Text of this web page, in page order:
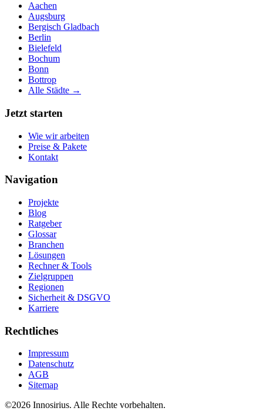
Aachen
Augsburg
Bergisch Gladbach
Berlin
Bielefeld
Bochum
Bonn
Bottrop
Alle Städte →
Jetzt starten
Wie wir arbeiten
Preise & Pakete
Kontakt
Navigation
Projekte
Blog
Ratgeber
Glossar
Branchen
Lösungen
Rechner & Tools
Zielgruppen
Regionen
Sicherheit & DSGVO
Karriere
Rechtliches
Impressum
Datenschutz
AGB
Sitemap
©2026 Innosirius. Alle Rechte vorbehalten.